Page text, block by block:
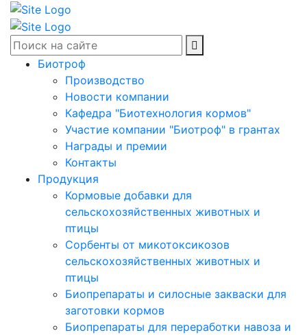
Биотроф
Производство
Новости компании
Кафедра "Биотехнология кормов"
Участие компании "Биотроф" в грантах
Награды и премии
Контакты
Продукция
Кормовые добавки для
сельскохозяйственных животных и
птицы
Сорбенты от микотоксикозов
сельскохозяйственных животных и
птицы
Биопрепараты и силосные закваски для
заготовки кормов
Биопрепараты для переработки навоза и